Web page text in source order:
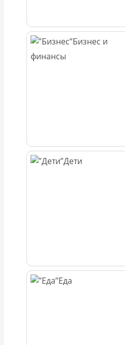
Бизнес и
финансы
Дети
Еда